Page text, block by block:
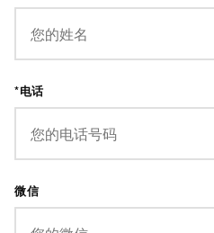
*电话
微信